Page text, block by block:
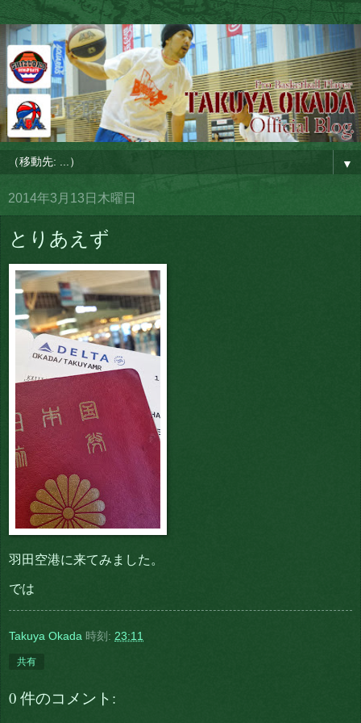
▼
2014年3月13日木曜日
とりあえず
羽田空港に来てみました。
では
Takuya Okada 時刻: 23:11
共有
0 件のコメント: